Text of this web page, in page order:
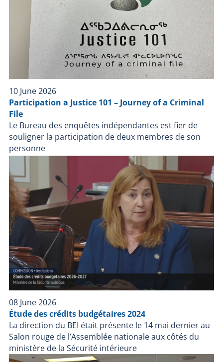
investigate the facts surrounding the police
intervention. The BEI investigates all cases where a
person, other than a police officer on duty, dies,
suffers serious injury or is injured by a firearm used
by a police officer during a police intervention or while
in the custody of a police force.
10 June 2026
Participation a Justice 101 – Journey of a Criminal
File
Le Bureau des enquêtes indépendantes est fier de
souligner la participation de deux membres de son
personne
08 June 2026
Étude des crédits budgétaires 2024
La direction du BEI était présente le 14 mai dernier au
Salon rouge de l’Assemblée nationale aux côtés du
ministère de la Sécurité intérieure